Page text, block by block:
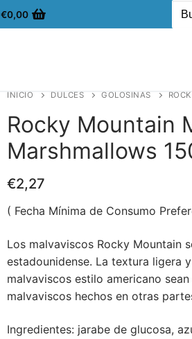
€0,00
INICIO DULCES GOLOSINAS
Rocky Mountain
Marshmallows
€2,27
( Fecha Mínima de Consumo
Los malvaviscos Rocky Mountain
estadounidense. La textura ligera
malvaviscos estilo americano
malvaviscos hechos en otras
Ingredientes: jarabe de glucosa,